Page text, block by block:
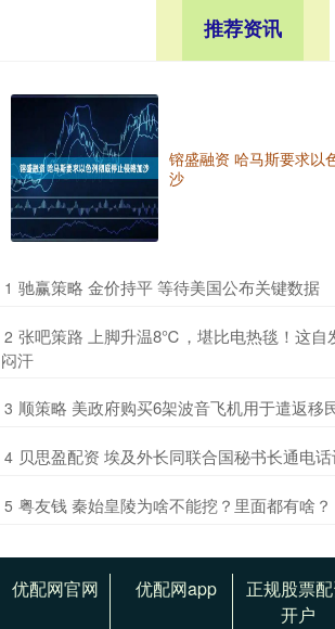
推荐资讯
镕盛融资 哈马斯要求以
沙
1 ​驰赢策略 金价持平 等待美国公布关键数据
2 张吧策路 上脚升温8℃，堪比电热毯！这自
闷汗
3 顺策略 美政府购买6架波音飞机用于遣返移
4 贝思盈配资 埃及外长同联合国秘书长通电
5 ​粤友钱 秦始皇陵为啥不能挖？里面都有啥？
优配网官网 优配网app
正规股票
开户